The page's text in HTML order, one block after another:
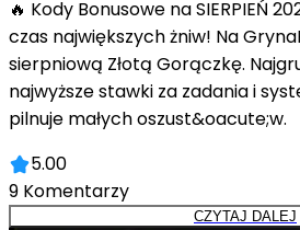
🔥 Kody Bonusowe na SIERPIEŃ
czas największych żniw! Na
sierpniową Złotą Gorączkę.
najwyższe stawki za zadania i
pilnuje małych oszust&oacute;w.
5.00
9 Komentarzy
CZYTAJ DALEJ